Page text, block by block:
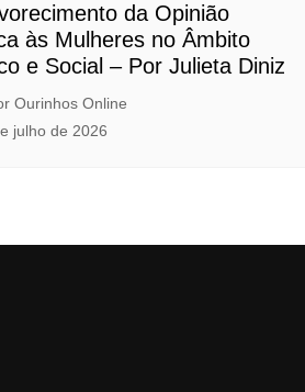
da Opinião
às Mulheres no Âmbito
e Social – Por Julieta Diniz
Ourinhos Online
julho de 2026